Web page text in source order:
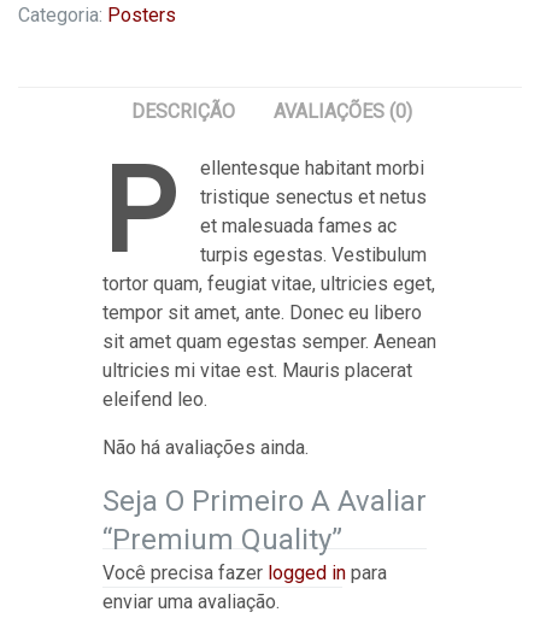
Categoria: Posters
DESCRIÇÃO AVALIAÇÕES (0)
P
ellentesque habitant morbi
tristique senectus et netus
et malesuada fames ac
turpis egestas. Vestibulum
tortor quam, feugiat vitae, ultricies eget,
tempor sit amet, ante. Donec eu libero
sit amet quam egestas semper. Aenean
ultricies mi vitae est. Mauris placerat
eleifend leo.
Não há avaliações ainda.
Seja O Primeiro A Avaliar
“Premium Quality”
Você precisa fazer logged inpara
enviar uma avaliação.